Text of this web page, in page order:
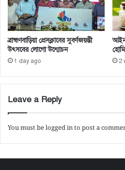
ব্রাহ্মণবাড়িয়া প্রেসক্লাবের সুবর্ণজয়ন্তী
উৎসবের লোগো উন্মোচন
1 day ago
আইন
2
Leave a Reply
You must belogged into post a